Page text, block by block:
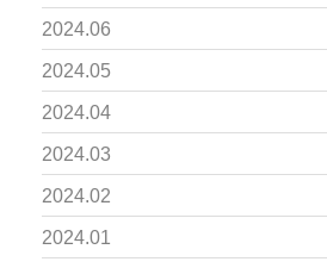
2024.06
2024.05
2024.04
2024.03
2024.02
2024.01